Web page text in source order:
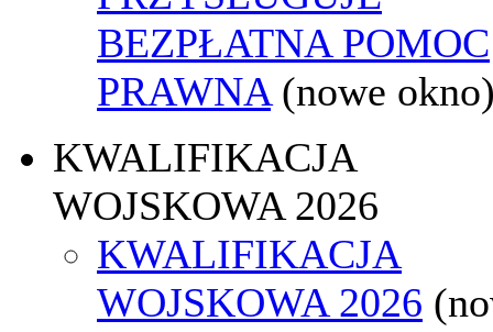
BEZPŁATNA POMOC
PRAWNA (nowe
KWALIFIKACJA
WOJSKOWA 2026
KWALIFIKACJA
WOJSKOWA 2026